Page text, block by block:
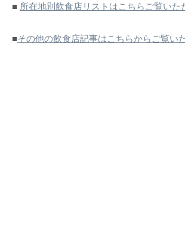
■ 所在地別飲食店リストはこちらご覧いた
■その他の飲食店記事はこちらからご覧い